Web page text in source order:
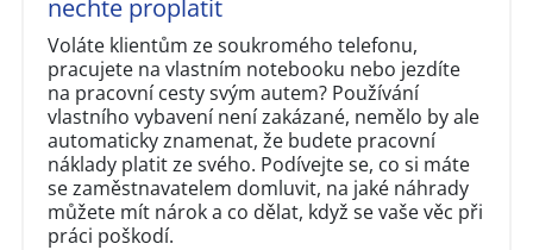
nechte proplatit
Voláte klientům ze soukromého telefonu,
pracujete na vlastním notebooku nebo jezdíte
na pracovní cesty svým autem? Používání
vlastního vybavení není zakázané, nemělo by ale
automaticky znamenat, že budete pracovní
náklady platit ze svého. Podívejte se, co si máte
se zaměstnavatelem domluvit, na jaké náhrady
můžete mít nárok a co dělat, když se vaše věc při
práci poškodí.